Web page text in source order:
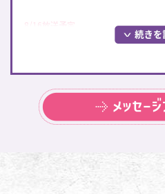
8/16放送予定
夏のど真ん中を楽しもう！
ということで「真夏」にまつわる
タイトルや歌詞にも注目してね♪
そして、みなさんの真夏の思い出
8/23放送予定